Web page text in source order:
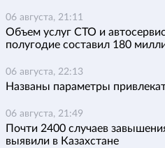
06 августа, 21:11
Объем услуг СТО и
полугодие составил 180
06 августа, 22:13
Названы параметры
06 августа, 21:49
Почти 2400 случаев
выявили в Казахстане